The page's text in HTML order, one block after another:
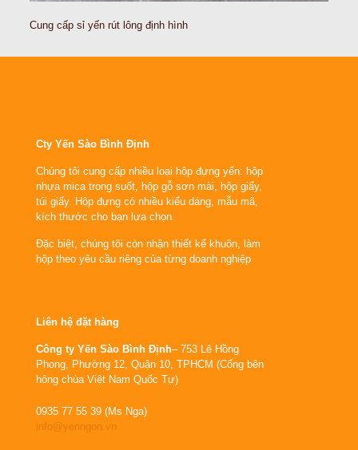
Cung cấp sỉ yến rút lông định hình
Cty Yến Sào Bình Định
Chúng tôi cung cấp nhiều loại hộp đựng yến: hộp
nhựa mica trong suốt, hộp gỗ sơn mài, hộp giấy,
túi giấy. Hộp đựng có nhiều kiểu dáng, mẫu mã,
kích thước cho bạn lựa chọn.
Đặc biệt, chúng tôi còn nhận thiết kế khuôn, làm
hộp theo yêu cầu riêng của từng doanh nghiệp
Liên hệ đặt hàng
Công ty Yến Sào Bình Định– 753 Lê Hồng
Phong, Phường 12, Quận 10, TPHCM (Cổng bên
hông chùa Việt Nam Quốc Tự)
0935 77 55 39 (Ms Nga)
info@yenngon.vn